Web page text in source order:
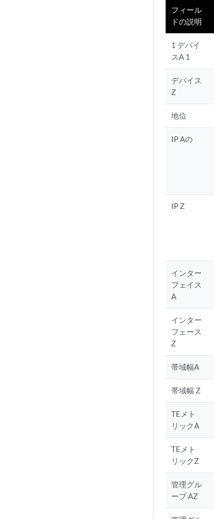
フィール
ドの説明
1 デバイ
スA 1
デバイス
Z
地位
IP Aの
IP Z
インター
フェイス
A
インター
フェース
Z
帯域幅A
帯域幅 Z
TEメト
リックA
TEメト
リックZ
管理グル
ープ AZ